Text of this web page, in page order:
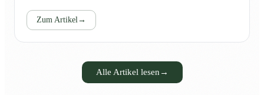
Zum Artikel→
Alle Artikel lesen →